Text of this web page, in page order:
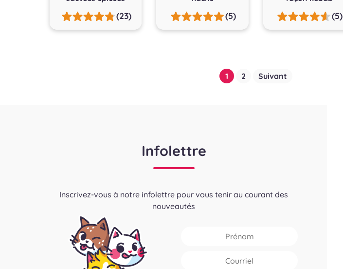
(23) (5) (5)
1 2 Suivant
Infolettre
Inscrivez-vous à notre infolettre pour vous tenir au courant des
nouveautés